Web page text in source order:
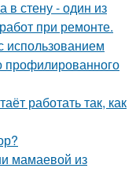
в стену - один из
при ремонте.
использованием
профилированного
работать так, как
мамаевой из